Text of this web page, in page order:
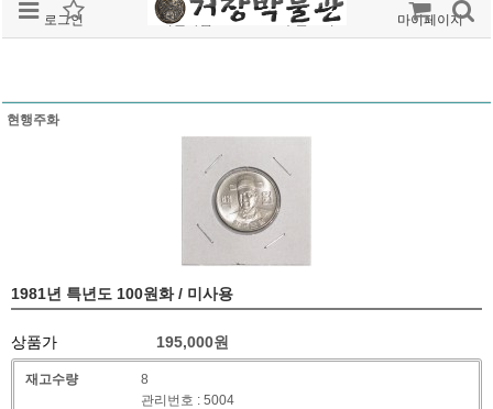
로그인 회원가입 주문조회 마이페이지
현행주화
1981년 특년도 100원화 / 미사용
상품가 195,000원
재고수량 8
관리번호 : 5004